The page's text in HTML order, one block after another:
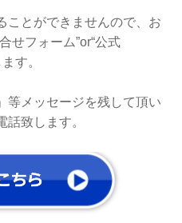
ことができませんので、お
せフォーム”or“公式
す。
等メッセージを残して頂い
致します。